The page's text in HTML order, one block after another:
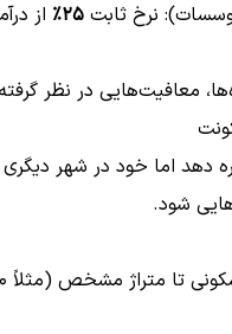
نرخ ثابت ۲۵٪
از
معافیت‌هایی در نظر
دهد اما خود در شهر
شود.